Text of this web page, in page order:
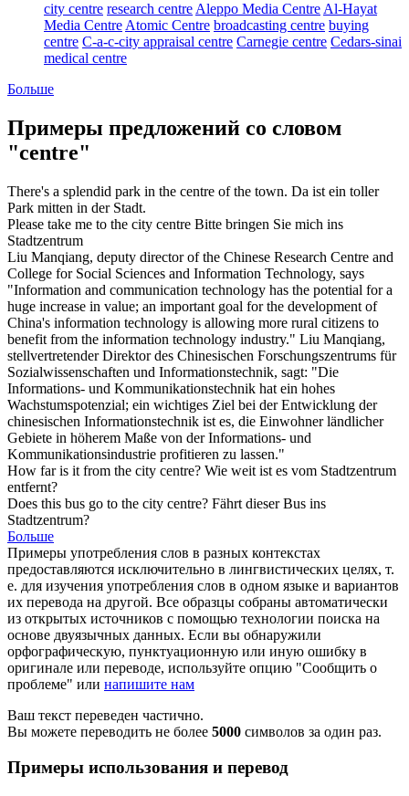
city centre research centre Aleppo Media Centre Al-Hayat
Media Centre Atomic Centre broadcasting centre buying
centre C-a-c-city appraisal centre Carnegie centre Cedars-sinai
medical centre
Больше
Примеры предложений со словом
"centre"
There's a splendid park in the centre of the town. Da ist ein toller
Park mitten in der Stadt.
Please take me to the city centre Bitte bringen Sie mich ins
Stadtzentrum
Liu Manqiang, deputy director of the Chinese Research Centre and
College for Social Sciences and Information Technology, says
"Information and communication technology has the potential for a
huge increase in value; an important goal for the development of
China's information technology is allowing more rural citizens to
benefit from the information technology industry." Liu Manqiang,
stellvertretender Direktor des Chinesischen Forschungszentrums für
Sozialwissenschaften und Informationstechnik, sagt: "Die
Informations- und Kommunikationstechnik hat ein hohes
Wachstumspotenzial; ein wichtiges Ziel bei der Entwicklung der
chinesischen Informationstechnik ist es, die Einwohner ländlicher
Gebiete in höherem Maße von der Informations- und
Kommunikationsindustrie profitieren zu lassen."
How far is it from the city centre? Wie weit ist es vom Stadtzentrum
entfernt?
Does this bus go to the city centre? Fährt dieser Bus ins
Stadtzentrum?
Больше
Примеры употребления слов в разных контекстах
предоставляются исключительно в лингвистических целях, т.
е. для изучения употребления слов в одном языке и вариантов
их перевода на другой. Все образцы собраны автоматически
из открытых источников с помощью технологии поиска на
основе двуязычных данных. Если вы обнаружили
орфографическую, пунктуационную или иную ошибку в
оригинале или переводе, используйте опцию "Сообщить о
проблеме" или напишите нам
Ваш текст переведен частично.
Вы можете переводить не более 5000 символов за один раз.
Примеры использования и перевод